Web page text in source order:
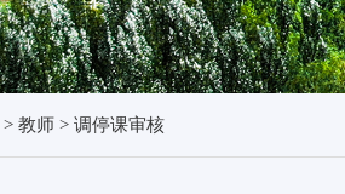
> 教师 > 调停课审核